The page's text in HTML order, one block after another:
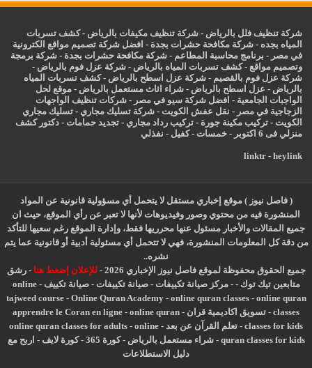
شركة تنظيف فلل بالرياض -شركة تنظيف مكيفات بالرياض -كشف تسربات
المياه بجده -شركة مكافحة حشرات بجدة - افضل شركة تصميم مواقع الكترونية
في مصر - برنامج محاسبة المطاعم -شركة مكافحة حشرات بجدة -شركة برمجة
وتصميم مواقع -كشف تسربات المياه بالرياض -شركة عزل فوم بالرياض -
شركة عزل فوم بالقصيم -شركة عزل اسطح بالرياض -كشف تسربات المياه
بالرياض - عزل اسطح بالرياض -شراء اثاث مستعمل بالرياض - موقع لحل
الواجبات الجامعية - افضل شركة سيو في مصر -شركات تنظيف الواجهات
الزجاجية في مصر - نقل عفش الكويت -شركة تسليك مجاري -تسليك مجاري
الكويت -تركيب مكينة جورة -تركيب رداد مجاري -تجديد حمامات -دكتور كشف
منزلي فى 6 اكتوبر
-خمسات -كفيل - نفذلي
linktr- heylink
( فاصل نيوز ) موقع إخباري مستقل لا يتحمل أي مسؤولية قانونية عن المواد
المنشورة فيه من محتوي وصور وفيديوهات لأنها لا تعبر عن رأي الموقع، حيث ان
جميع المقالات والأخبار مسئول عنها محرريها فقط، وإدارة الموقع رغم سعيها للتأكد
من دقة كل المعلومات المنشورة، فهي لا تتحمل أي مسئولية أدبية أو قانونية عما يتم
نشره..
جميع الحقوق محفوظة لموقع فاصل نيوز الإخباري 2026 -
للإعلان إضغط هنا -رشق
متابعين تيك توك -
-مركز صيانة تكييفات -صيانة تكييفات -صيانة تكييف -
online
tajweed course- Online Quran Academy- online quran classes- online quran
classes
- تسويق اكاديمية قران -
apprendre le Coran en ligne - online quran
classes for kids
- تعلم القرآن عن بعد -
online quran classes for adults - online
quran classes for kids
-شراء مستعمل بالرياض -كورة 365 -كورة لايف - اربح مع
دليل الاستطلاعات